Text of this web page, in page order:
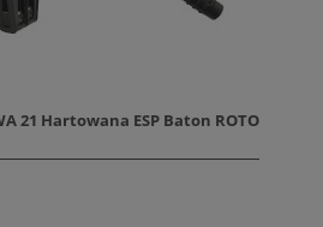
21 Hartowana ESP Baton ROTO